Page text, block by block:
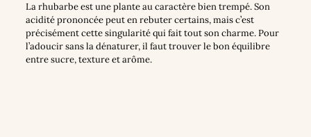
La rhubarbe est une plante au caractère bien trempé. Son
acidité prononcée peut en rebuter certains, mais c’est
précisément cette singularité qui fait tout son charme. Pour
l’adoucir sans la dénaturer, il faut trouver le bon équilibre
entre sucre, texture et arôme.